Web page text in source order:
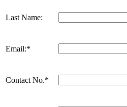
Last Name:
Email:*
Contact No.*